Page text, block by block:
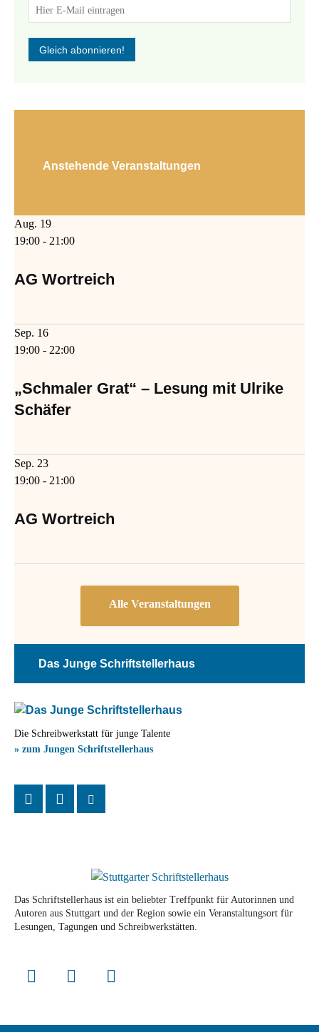
Anstehende Veranstaltungen
Aug. 19
19:00 - 21:00
AG Wortreich
Sep. 16
19:00 - 22:00
„Schmaler Grat“ – Lesung mit Ulrike
Schäfer
Sep. 23
19:00 - 21:00
AG Wortreich
Das Junge Schriftstellerhaus
Die Schreibwerkstatt für junge Talente
» zum Jungen Schriftstellerhaus
Das Schriftstellerhaus ist ein beliebter Treffpunkt für Autorinnen und
Autoren aus Stuttgart und der Region sowie ein Veranstaltungsort für
Lesungen, Tagungen und Schreibwerkstätten.